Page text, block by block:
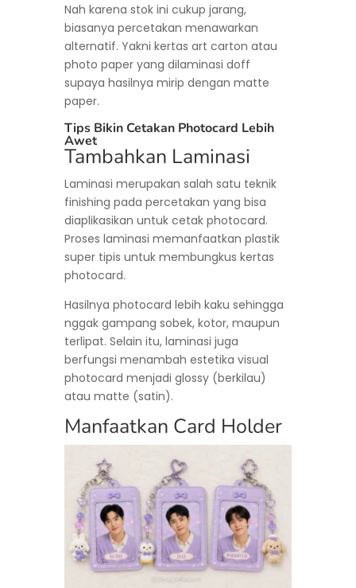
Nah karena stok ini cukup jarang,
biasanya percetakan menawarkan
alternatif. Yakni kertas art carton atau
photo paper yang dilaminasi doff
supaya hasilnya mirip dengan matte
paper.
Tips Bikin Cetakan Photocard Lebih
Awet
Tambahkan Laminasi
Laminasi merupakan salah satu teknik
finishing pada percetakan yang bisa
diaplikasikan untuk cetak photocard.
Proses laminasi memanfaatkan plastik
super tipis untuk membungkus kertas
photocard.
Hasilnya photocard lebih kaku sehingga
nggak gampang sobek, kotor, maupun
terlipat. Selain itu, laminasi juga
berfungsi menambah estetika visual
photocard menjadi glossy (berkilau)
atau matte (satin).
Manfaatkan Card Holder